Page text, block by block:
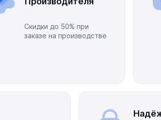
Скидки до 50% при
заказе на производстве